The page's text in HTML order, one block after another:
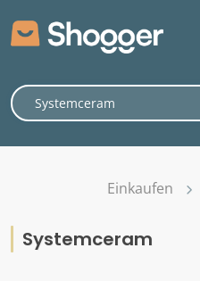
Einkaufen
Systemceram